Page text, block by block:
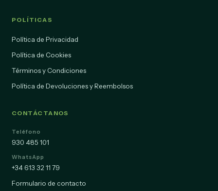
POLÍTICAS
Política de Privacidad
Política de Cookies
Términos y Condiciones
Política de Devoluciones y Reembolsos
CONTÁCTANOS
Teléfono
930 485 101
WhatsApp
+34 613 32 11 79
Formulario de contacto